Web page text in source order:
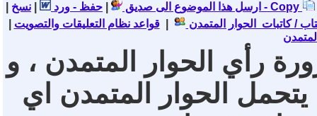
ارسل هذا الموضوع الى صديق حفظ - ورد نسخ - Copy
/ كاتبات الحوار المتمدن |قواعد نظام التعليقات والتصويت
رأي الحوار المتمدن ، و
يتحمل الحوار المتمدن اي